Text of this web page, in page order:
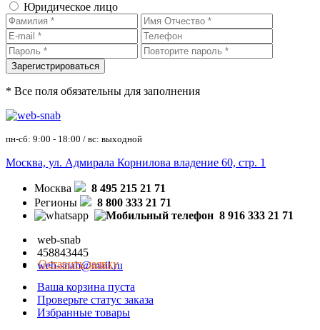
Юридическое лицо
* Все поля обязательны для заполнения
пн-сб: 9:00 - 18:00 / вс: выходной
Москва, ул. Адмирала Корнилова владение 60, стр. 1
Москва
8 495 215 21 71
Регионы
8 800 333 21 71
8 916 333 21 71
web-snab
458843445
web-snab@mail.ru
Оставить заявку
Ваша корзина пуста
Проверьте статус заказа
Избранные товары